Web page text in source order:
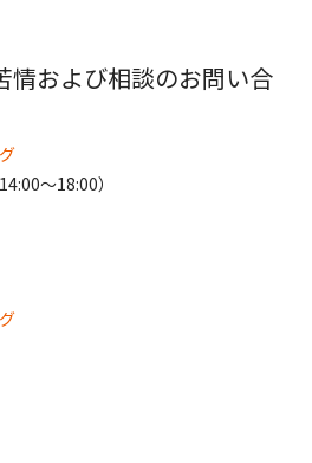
情および相談のお問い合
～18:00）